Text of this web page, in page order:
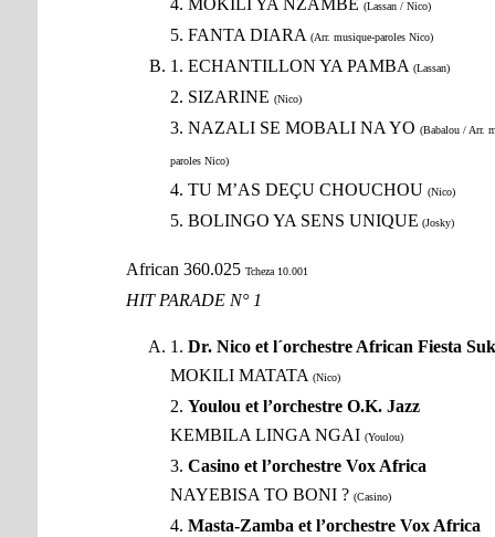
4. MOKILI YA NZAMBE (Lassan / Nico)
5. FANTA DIARA (Arr. musique-paroles Nico)
1. ECHANTILLON YA PAMBA (Lassan)
2. SIZARINE (Nico)
3. NAZALI SE MOBALI NA YO (Babalou / Arr.
paroles Nico)
4. TU M’AS DEÇU CHOUCHOU (Nico)
5. BOLINGO YA SENS UNIQUE (Josky)
African 360.025 Tcheza 10.001
HIT PARADE N° 1
1. Dr. Nico et l´orchestre African Fiesta
MOKILI MATATA (Nico)
2. Youlou et l’orchestre O.K. Jazz
KEMBILA LINGA NGAI (Youlou)
3. Casino et l’orchestre Vox Africa
NAYEBISA TO BONI ? (Casino)
4. Masta-Zamba et l’orchestre Vox Africa